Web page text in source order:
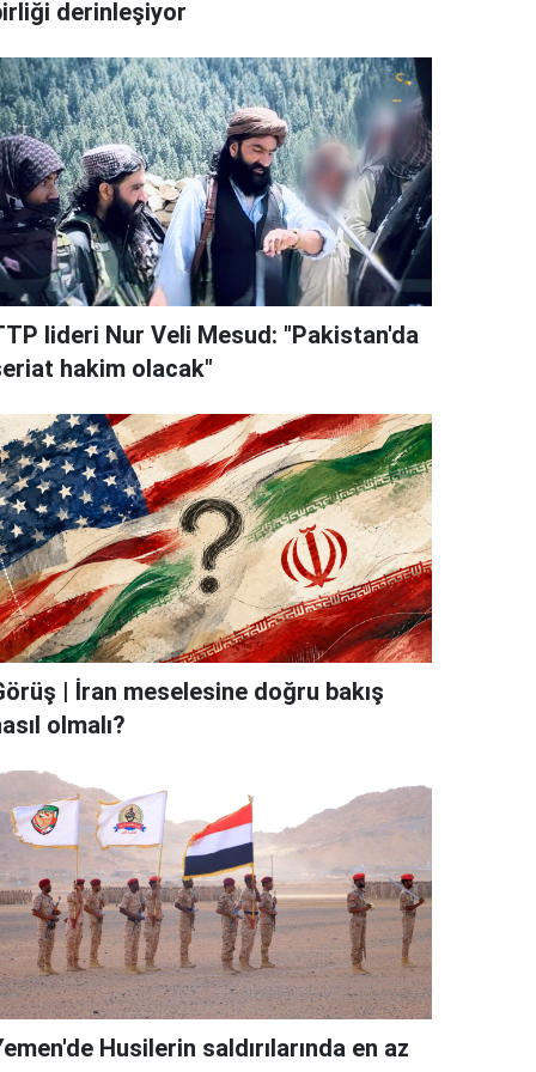
derinleşiyor
lideri Nur Veli Mesud: "Pakistan'da
hakim olacak"
| İran meselesine doğru bakış
olmalı?
Husilerin saldırılarında en az